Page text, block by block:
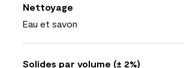
Nettoyage
Eau et savon
Solides par volume (± 2%)